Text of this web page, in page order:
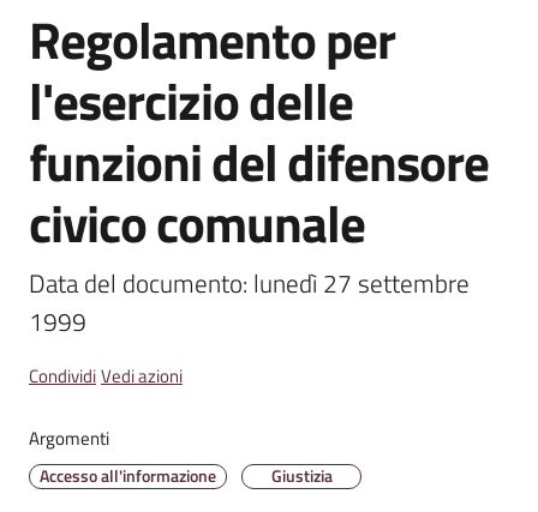
Servizi
Vivere
Bentivoglio
Trasparente
l
o
P
Salta al contenuto
Regolamento per
l'esercizio delle
funzioni del difensore
civico comunale
Data del documento: lunedì 27 settembre
1999
CondividiVedi azioni
Argomenti
Accesso all'informazione Giustizia